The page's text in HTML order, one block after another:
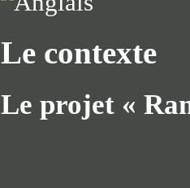
Le contexte
Le projet «